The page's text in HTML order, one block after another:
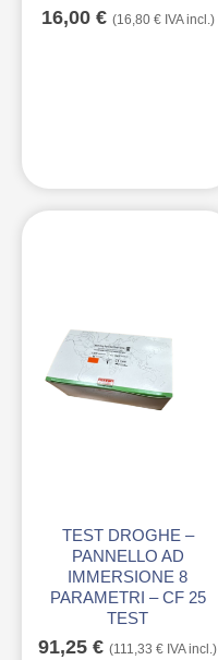
16,00 € (16,80 €IVA incl.)
TEST DROGHE –
PANNELLO AD
IMMERSIONE 8
PARAMETRI – CF 25
TEST
91,25 € (111,33 € IVA incl.)